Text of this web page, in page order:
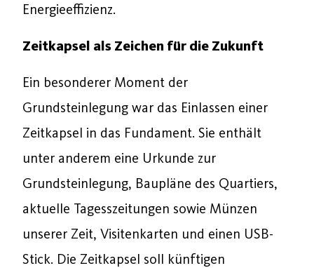
Energieeffizienz.
Zeitkapsel als Zeichen für die Zukunft
Ein besonderer Moment der
Grundsteinlegung war das Einlassen einer
Zeitkapsel in das Fundament. Sie enthält
unter anderem eine Urkunde zur
Grundsteinlegung, Baupläne des Quartiers,
aktuelle Tagesszeitungen sowie Münzen
unserer Zeit, Visitenkarten und einen USB-
Stick. Die Zeitkapsel soll künftigen